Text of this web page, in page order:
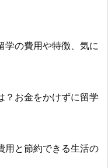
学の費用や特徴、気に
？お金をかけずに留学
用と節約できる生活の